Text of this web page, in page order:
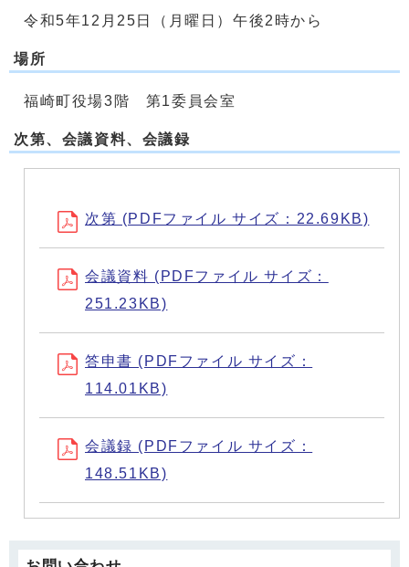
令和5年12月25日（月曜日）午後2時から
場所
福崎町役場3階 第1委員会室
次第、会議資料、会議録
次第 (PDFファイル サイズ：22.69KB)
会議資料 (PDFファイル サイズ：
251.23KB)
答申書 (PDFファイル サイズ：
114.01KB)
会議録 (PDFファイル サイズ：
148.51KB)